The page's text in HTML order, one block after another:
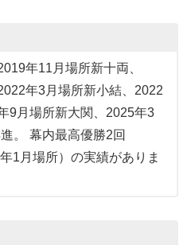
年11月場所新十両、
年3月場所新小結、2022
9月場所新大関、2025年3
。 幕内最高優勝2回
1月場所）の実績がありま